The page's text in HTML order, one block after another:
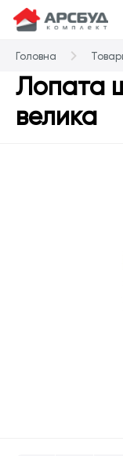
Головна
Лопата
велика